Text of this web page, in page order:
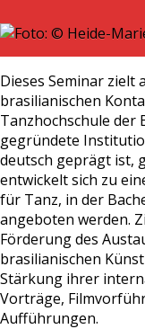
Dieses Seminar zielt
brasilianischen
Tanzhochschule der
gegründete
deutsch geprägt ist,
entwickelt sich zu
für Tanz, in der
angeboten werden.
Förderung des
brasilianischen
Stärkung ihrer
Vorträge,
Aufführungen.